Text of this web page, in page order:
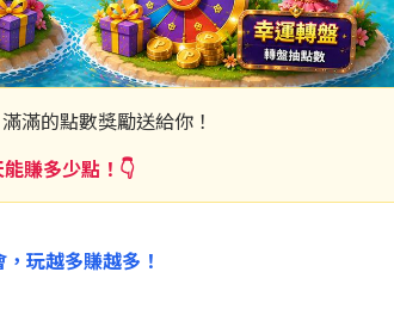
滿的點數獎勵送給你！
賺多少點！👇
玩越多賺越多！